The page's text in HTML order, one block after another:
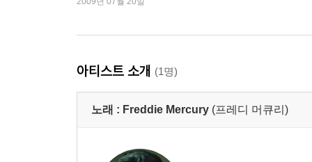
아티스트 소개 (1명)
노래 : Freddie Mercury (프레디 머큐리)